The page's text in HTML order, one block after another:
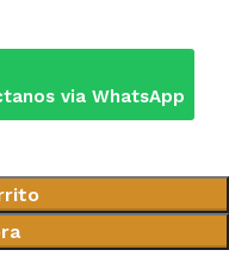
via WhatsApp